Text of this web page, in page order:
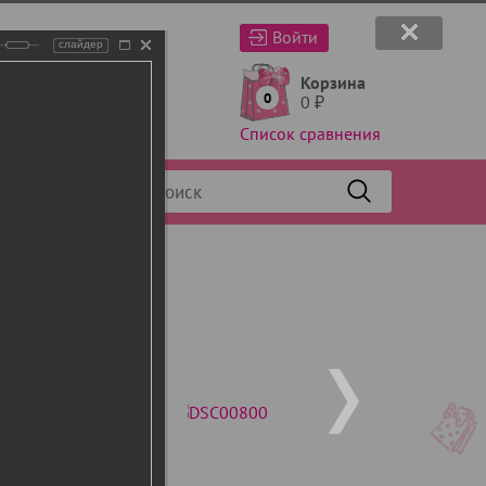
Войти
0
Корзина
0 ₽
Список сравнения
слайдер